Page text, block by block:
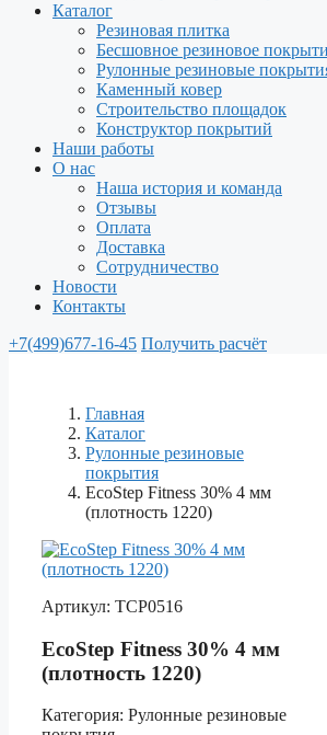
Каталог
Резиновая плитка
Бесшовное резиновое
Рулонные резиновые
Каменный ковер
Строительство площадок
Конструктор покрытий
Наши работы
О нас
Наша история и команда
Отзывы
Оплата
Доставка
Сотрудничество
Новости
Контакты
+7(499)677-16-45 Получить расчёт
Главная
Каталог
Рулонные резиновые
покрытия
EcoStep Fitness 30% 4 мм
(плотность 1220)
Артикул: ТСР0516
EcoStep Fitness 30% 4 мм
(плотность 1220)
Категория: Рулонные резиновые